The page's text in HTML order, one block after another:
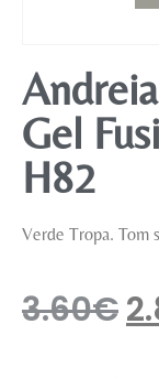
Gel
H82
Verde Tropa. Tom
3.60€